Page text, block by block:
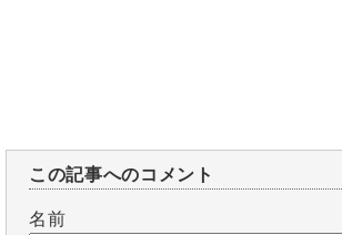
この記事へのコメント
名前